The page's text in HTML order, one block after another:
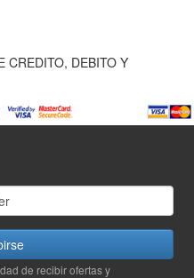
CREDITO, DEBITO Y
de recibir ofertas y